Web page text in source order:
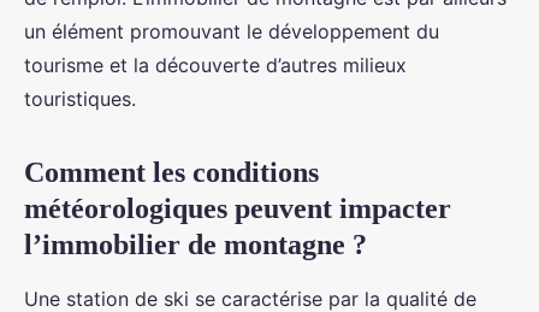
un élément promouvant le développement du
tourisme et la découverte d’autres milieux
touristiques.
Comment les conditions
météorologiques peuvent impacter
l’immobilier de montagne ?
Une station de ski se caractérise par la qualité de